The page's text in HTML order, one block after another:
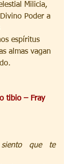
Milicia,
Poder a
espíritus
almas vagan
tibio – Fray
que te